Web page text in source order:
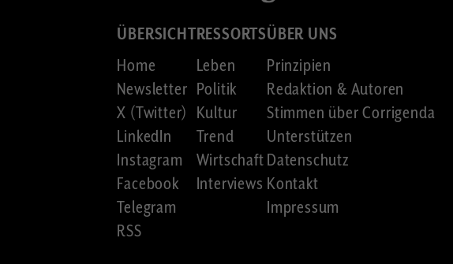
ÜBERSICHT
Home
Newsletter
X (Twitter)
LinkedIn
Instagram
Facebook
Telegram
RSS
RESSORTS
Leben
Politik
Kultur
Trend
Wirtschaft
Interviews
ÜBER UNS
Prinzipien
Redaktion & Autoren
Stimmen über Corrigenda
Unterstützen
Datenschutz
Kontakt
Impressum